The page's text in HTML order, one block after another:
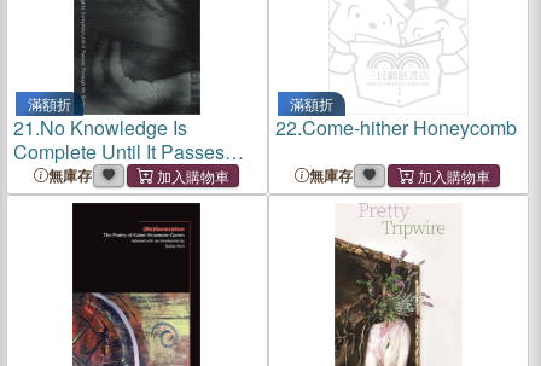
滿額折
21.No Knowledge Is
Complete Until It Passes
Through My Body
無庫存
滿額折
22.Come-hither Honeycomb
無庫存